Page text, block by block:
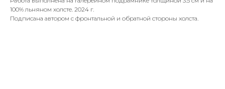
100% льняном холсте. 2024 г.
Подписана автором с фронтальной и обратной стороны холста.